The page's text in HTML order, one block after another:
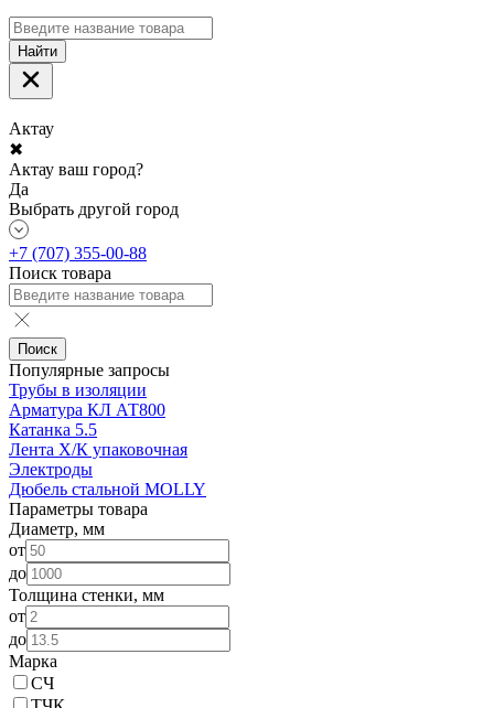
Найти
Актау
✖
Актау ваш город?
Да
Выбрать другой город
+7 (707) 355-00-88
Поиск товара
Поиск
Популярные запросы
Трубы в изоляции
Арматура КЛ АТ800
Катанка 5.5
Лента Х/К упаковочная
Электроды
Дюбель стальной MOLLY
Параметры товара
Диаметр, мм
от
до
Толщина стенки, мм
от
до
Марка
СЧ